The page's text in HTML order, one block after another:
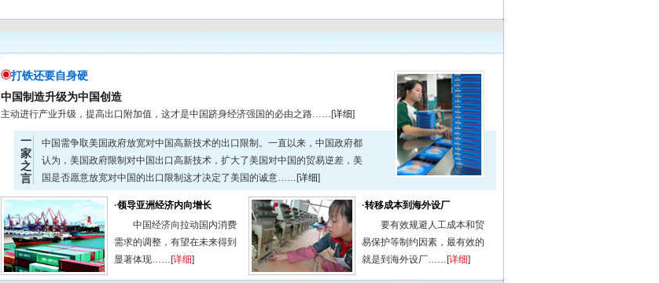
打铁还要自身硬
中国制造升级为中国创造
主动进行产业升级，提高出口附加值，这才是中国跻身经济强国的必由之路……[详细]
一
家
之
言
中国需争取美国政府放宽对中国高新技术的出口限制。一直以来，中国政府都
认为，美国政府限制对中国出口高新技术，扩大了美国对中国的贸易逆差，美
国是否愿意放宽对中国的出口限制这才决定了美国的诚意……[详细]
·领导亚洲经济内向增长
中国经济向拉动国内消费
需求的调整，有望在未来得到
显著体现……[详细]
·转移成本到海外设厂
要有效规避人工成本和贸
易保护等制约因素，最有效的
就是到海外设厂……[详细]